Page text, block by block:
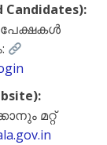
മറ്റ്